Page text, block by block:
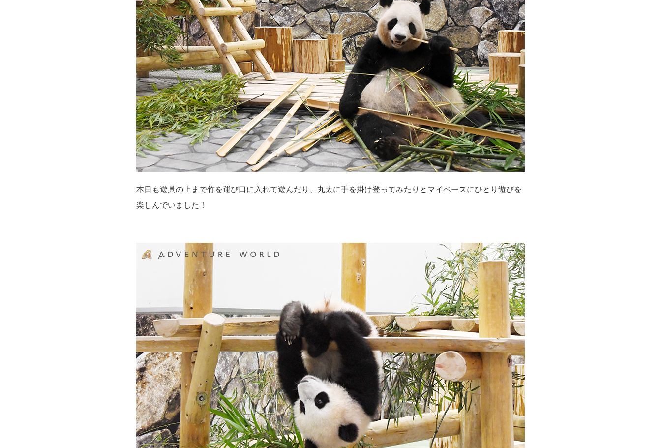
本日も遊具の上まで竹を運び口に入れて遊んだり、丸太に手を掛け登ってみたりとマイペースにひとり遊びを
楽しんでいました！